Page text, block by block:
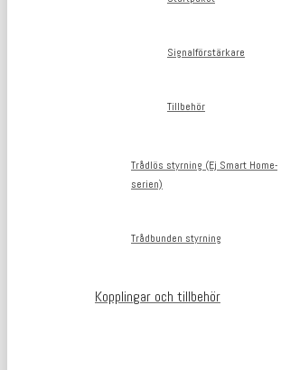
Signalförstärkare
Tillbehör
Trådlös styrning (Ej Smart Home-
serien)
Trådbunden styrning
Kopplingar och tillbehör